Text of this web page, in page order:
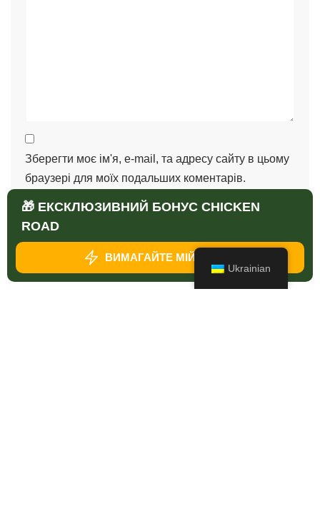
Зберегти моє ім'я, e-mail, та адресу сайту в цьому
браузері для моїх подальших коментарів.
Ukrainian
🎁 ЕКСКЛЮЗИВНИЙ БОНУС CHICKEN
ROAD
ВИМАГАЙТЕ МІЙ БОНУС